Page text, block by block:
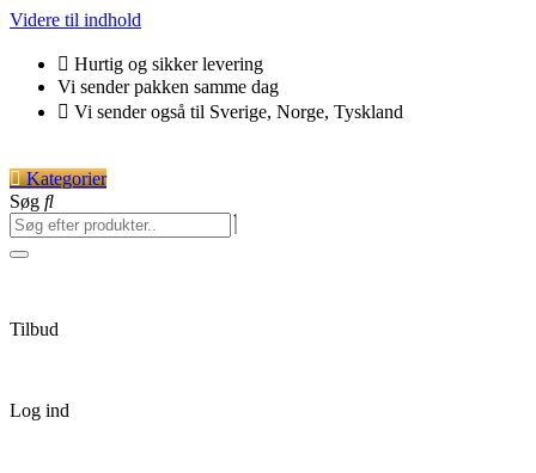
Videre til indhold
Hurtig og sikker levering
Vi sender pakken samme dag
Vi sender også til Sverige, Norge, Tyskland
Kategorier
Søg
Tilbud
Log ind